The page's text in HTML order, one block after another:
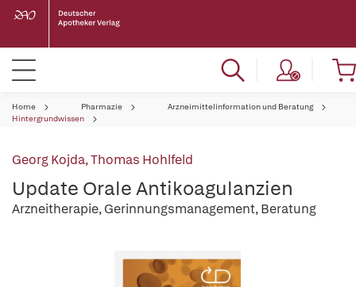
Home Pharmazie
Arzneimittelinformation und Beratung
Hintergrundwissen
Georg Kojda,Thomas Hohlfeld
Update Orale Antikoagulanzien
Arzneitherapie, Gerinnungsmanagement, Beratung